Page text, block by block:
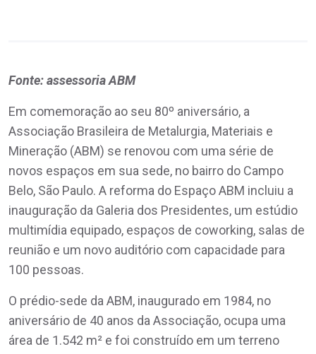
Fonte: assessoria ABM
Em comemoração ao seu 80º aniversário, a
Associação Brasileira de Metalurgia, Materiais e
Mineração (ABM) se renovou com uma série de
novos espaços em sua sede, no bairro do Campo
Belo, São Paulo. A reforma do Espaço ABM incluiu a
inauguração da Galeria dos Presidentes, um estúdio
multimídia equipado, espaços de coworking, salas de
reunião e um novo auditório com capacidade para
100 pessoas.
O prédio-sede da ABM, inaugurado em 1984, no
aniversário de 40 anos da Associação, ocupa uma
área de 1.542 m² e foi construído em um terreno